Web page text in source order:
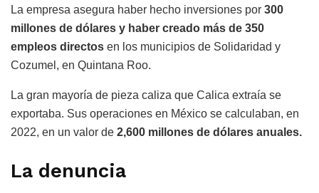
La empresa asegura haber hecho inversiones por 300
millones de dólares y haber creado más de 350
empleos directos en los municipios de Solidaridad y
Cozumel, en Quintana Roo.
La gran mayoría de pieza caliza que Calica extraía se
exportaba. Sus operaciones en México se calculaban, en
2022, en un valor de 2,600 millones de dólares anuales.
La denuncia